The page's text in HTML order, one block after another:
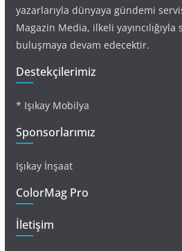
yazarlarıyla dünyaya gündemi
Magazin Media, ilkeli yayıncılığıyla
buluşmaya devam edecektir.
Destekçilerimiz
* Işıkay Mobilya
Sponsorlarımız
Işıkay İnşaat
ColorMag Pro
İletişim